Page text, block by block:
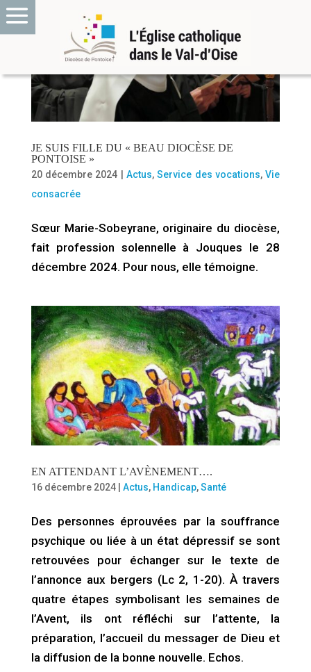
JE SUIS FILLE DU « BEAU DIOCÈSE DE
PONTOISE »
20 décembre 2024 |Actus,Service des vocations,Vie
consacrée
Sœur Marie-Sobeyrane, originaire du diocèse,
fait profession solennelle à Jouques le 28
décembre 2024. Pour nous, elle témoigne.
EN ATTENDANT L’AVÈNEMENT….
16 décembre 2024| Actus, Handicap,Santé
Des personnes éprouvées par la souffrance
psychique ou liée à un état dépressif se sont
retrouvées pour échanger sur le texte de
l’annonce aux bergers (Lc 2, 1-20). À travers
quatre étapes symbolisant les semaines de
l’Avent, ils ont réfléchi sur l’attente, la
préparation, l’accueil du messager de Dieu et
la diffusion de la bonne nouvelle. Echos.